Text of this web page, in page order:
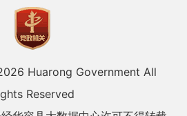
Huarong Government All
Reserved